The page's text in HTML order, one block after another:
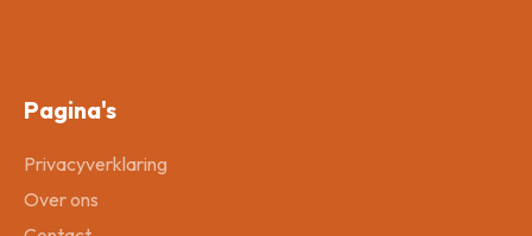
Pagina's
Privacyverklaring
Over ons